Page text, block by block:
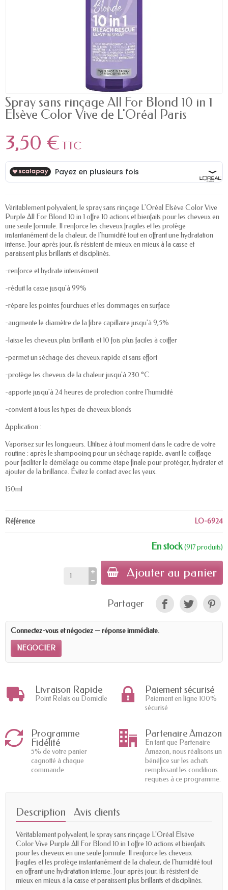
Spray sans rinçage All For Blond 10 in 1
Elsève Color Vive de L'Oréal Paris
3,50 € TTC
Véritablement polyvalent, le spray sans rinçage L'Oréal Elsève Color Vive
Purple All For Blond 10 in 1 offre 10 actions et bienfaits pour les cheveux en
une seule formule. Il renforce les cheveux fragiles et les protège
instantanément de la chaleur, de l'humidité tout en offrant une hydratation
intense. Jour après jour, ils résistent de mieux en mieux à la casse et
paraissent plus brillants et disciplinés.
-renforce et hydrate intensément
-réduit la casse jusqu'à 99%
-répare les pointes fourchues et les dommages en surface
-augmente le diamètre de la fibre capillaire jusqu'à 9,5%
-laisse les cheveux plus brillants et 10 fois plus faciles à coiffer
-permet un séchage des cheveux rapide et sans effort
-protège les cheveux de la chaleur jusqu'à 230 °C
-apporte jusqu'à 24 heures de protection contre l'humidité
-convient à tous les types de cheveux blonds
Application :
Vaporisez sur les longueurs. Utilisez à tout moment dans le cadre de votre
routine : après le shampooing pour un séchage rapide, avant le coiffage
pour faciliter le démêlage ou comme étape finale pour protéger, hydrater et
ajouter de la brillance. Évitez le contact avec les yeux.
150ml
Référence LO-6924
En stock(917 produits)
Ajouter au panier
Partager
Connectez-vous et négociez — réponse immédiate.
NEGOCIER
Livraison Rapide
Point Relais ou Domicile
Paiement sécurisé
Paiement en ligne 100%
sécurisé
Programme
Fidélité
5% de votre panier
cagnotté à chaque
commande.
Partenaire Amazon
En tant que Partenaire
Amazon, nous réalisons un
bénéfice sur les achats
remplissant les conditions
requises à ce programme.
Description Avis clients
Véritablement polyvalent, le spray sans rinçage L'Oréal Elsève
Color Vive Purple All For Blond 10 in 1 offre 10 actions et bienfaits
pour les cheveux en une seule formule. Il renforce les cheveux
fragiles et les protège instantanément de la chaleur, de l'humidité tout
en offrant une hydratation intense. Jour après jour, ils résistent de
mieux en mieux à la casse et paraissent plus brillants et disciplinés.